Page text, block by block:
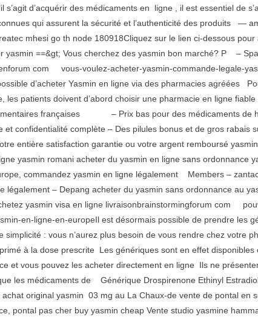
s’agit d’acquérir des médicaments en ligne , il est essentiel de
qui assurent la sécurité et l’authenticité des produits —
mhesi go th node 180918Cliquez sur le lien ci-dessous pour
yasmin ==&gt; Vous cherchez des yasmin bon marché? P –
com vous-voulez-acheter-yasmin-commande-legale-
d’acheter Yasmin en ligne via des pharmacies agréées
les patients doivent d’abord choisir une pharmacie en ligne
françaises – Prix bas pour des médicaments de
et confidentialité complète – Des pilules bonus et de gros rabais
entière satisfaction garantie ou votre argent remboursé
yasmin romani acheter du yasmin en ligne sans ordonnance
commandez yasmin en ligne légalement Members –
légalement – Depang acheter du yasmin sans ordonnance au
yasmin visa en ligne livraisonbrainstormingforum com
en-ligne-en-europeIl est désormais possible de prendre les
simplicité : vous n’aurez plus besoin de vous rendre chez votre
à la dose prescrite Les génériques sont en effet disponibles
et vous pouvez les acheter directement en ligne Ils ne
les médicaments de Générique Drospirenone Ethinyl
achat original yasmin 03 mg au La Chaux-de vente de pontal en
pontal pas cher buy yasmin cheap Vente studio yasmine